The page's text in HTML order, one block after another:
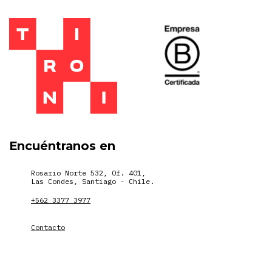
Encuéntranos en
Rosario Norte 532, Of. 401,
Las Condes, Santiago - Chile.
+562 3377 3977
Contacto